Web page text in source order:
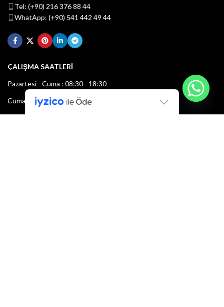
Tel: (+90) 216 376 88 44
WhatApp: (+90) 541 442 49 44
ÇALIŞMA SAATLERİ
Pazartesi - Cuma : 08:30 - 18:30
Cumartesi : 08:30 - 13:00